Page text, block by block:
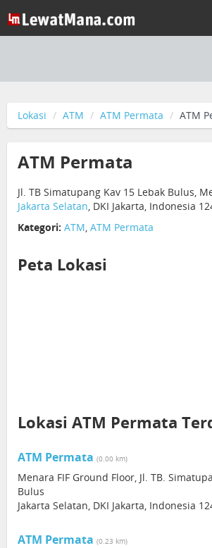
Lokasi ATM ATM Permata ATM
ATM Permata
Jl. TB Simatupang Kav 15 Lebak Bulus,
Jakarta Selatan, DKI Jakarta, Indonesia
Kategori: ATM, ATM Permata
Peta Lokasi
Lokasi ATM Permata
ATM Permata (0.00 km)
Menara FIF Ground Floor, Jl. TB.
Bulus
Jakarta Selatan, DKI Jakarta, Indonesia
ATM Permata (0.23 km)